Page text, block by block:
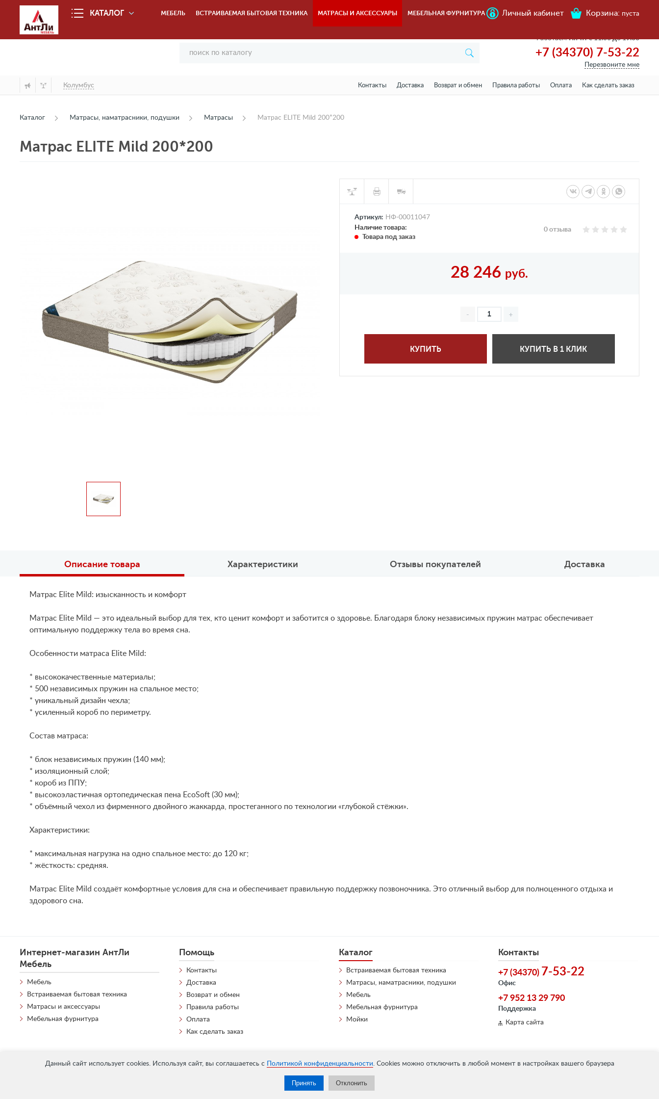
Данный сайт использует cookies. Используя сайт, вы соглашаетесь с Политикой конфиденциальности. Cookies можно отключить в любой момент в настройках вашего браузера
Принять Отклонить
КАТАЛОГ МЕБЕЛЬ ВСТРАИВАЕМАЯ БЫТОВАЯ ТЕХНИКА МАТРАСЫ И АКСЕССУАРЫ МЕБЕЛЬНАЯ ФУРНИТУРА Личный кабинет Корзина: пуста
РаботаемПн-пт с 11.00 до 19.00
+7 (34370) 7-53-22
Перезвоните мне
Колумбус Контакты Доставка Возврат и обмен Правила работы Оплата Как сделать заказ
Каталог Матрасы, наматрасники, подушки Матрасы Матрас ELITE Mild 200*200
Матрас ELITE Mild 200*200
Артикул: НФ-00011047
Наличие товара:
Товара под заказ
0 отзыва
28 246 руб.
КУПИТЬ КУПИТЬ В 1 КЛИК
Описание товара Характеристики Отзывы покупателей Доставка
Матрас Elite Mild: изысканность и комфорт
Матрас Elite Mild — это идеальный выбор для тех, кто ценит комфорт и заботится о здоровье. Благодаря блоку независимых пружин матрас обеспечивает
оптимальную поддержку тела во время сна.
Особенности матраса Elite Mild:
* высококачественные материалы;
* 500 независимых пружин на спальное место;
* уникальный дизайн чехла;
* усиленный короб по периметру.
Состав матраса:
* блок независимых пружин (140 мм);
* изоляционный слой;
* короб из ППУ;
* высокоэластичная ортопедическая пена EcoSoft (30 мм);
* объёмный чехол из фирменного двойного жаккарда, простеганного по технологии «глубокой стёжки».
Характеристики:
* максимальная нагрузка на одно спальное место: до 120 кг;
* жёсткость: средняя.
Матрас Elite Mild создаёт комфортные условия для сна и обеспечивает правильную поддержку позвоночника. Это отличный выбор для полноценного отдыха и
здорового сна.
Интернет-магазин АнтЛи
Мебель
Мебель
Встраиваемая бытовая техника
Матрасы и аксессуары
Мебельная фурнитура
Помощь
Контакты
Доставка
Возврат и обмен
Правила работы
Оплата
Как сделать заказ
Контакты
+7 (34370) 7-53-22
Офис
+7 952 13 29 790
Поддержка
Карта сайта
Каталог
Встраиваемая бытовая техника
Матрасы, наматрасники, подушки
Мебель
Мебельная фурнитура
Мойки